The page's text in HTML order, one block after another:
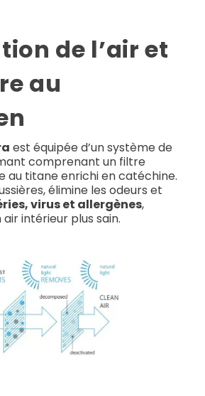
de l’air et
au
est équipée d’un système de
comprenant un filtre
au titane enrichi en catéchine.
élimine les odeurs et
virus et allergènes,
intérieur plus sain.